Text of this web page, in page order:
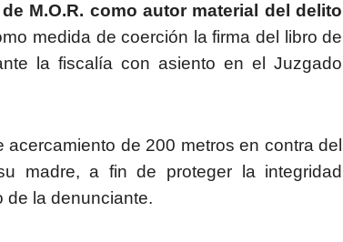
M.O.R. como autor material del delito
medida de coerción la firma del libro de
la fiscalía con asiento en el Juzgado
de 200 metros en contra del
madre, a fin de proteger la integridad
de la denunciante.